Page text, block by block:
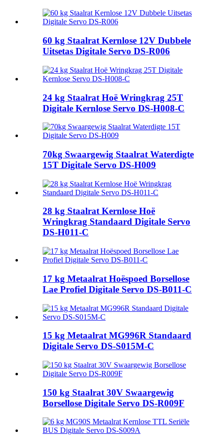
60 kg Staalrat Kernlose 12V Dubbele
Uitsetas Digitale Servo DS-R006
24 kg Staalrat Hoë Wringkrag 25T
Digitale Kernlose Servo DS-H008-C
70kg Swaargewig Staalrat Waterdigte
15T Digitale Servo DS-H009
28 kg Staalrat Kernlose Hoë
Wringkrag Standaard Digitale Servo
DS-H011-C
17 kg Metaalrat Hoëspoed Borsellose
Lae Profiel Digitale Servo DS-B011-C
15 kg Metaalrat MG996R Standaard
Digitale Servo DS-S015M-C
150 kg Staalrat 30V Swaargewig
Borsellose Digitale Servo DS-R009F